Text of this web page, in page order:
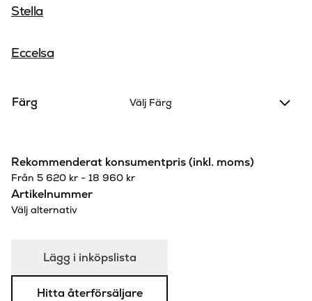
Stella
Eccelsa
Färg Välj Färg
Rekommenderat konsumentpris (inkl. moms)
Från 5 620 kr - 18 960 kr
Artikelnummer
Välj alternativ
Lägg i inköpslista
Hitta återförsäljare